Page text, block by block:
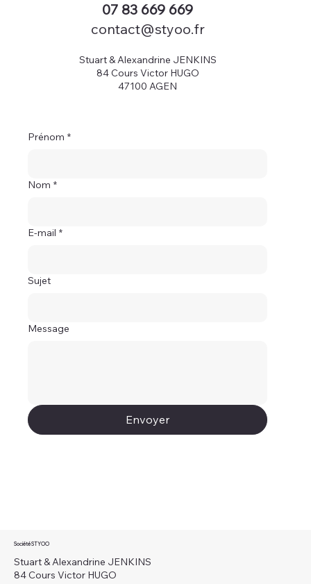
07 83 669 669
contact@styoo.fr
Stuart & Alexandrine JENKINS
84 Cours Victor HUGO
47100 AGEN
Prénom *
Nom *
E-mail *
Sujet
Message
Envoyer
Société STYOO
Stuart & Alexandrine JENKINS
84 Cours Victor HUGO